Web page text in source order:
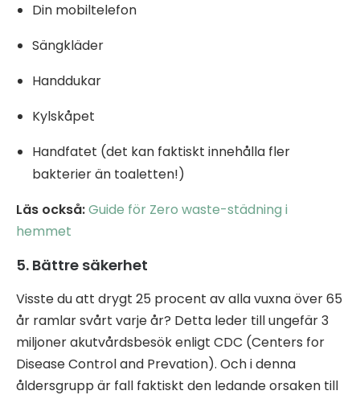
Din mobiltelefon
Sängkläder
Handdukar
Kylskåpet
Handfatet (det kan faktiskt innehålla fler
bakterier än toaletten!)
Läs också:Guide för Zero waste-städning i
hemmet
5. Bättre säkerhet
Visste du att drygt 25 procent av alla vuxna över 65
år ramlar svårt varje år? Detta leder till ungefär 3
miljoner akutvårdsbesök enligt CDC (Centers for
Disease Control and Prevation). Och i denna
åldersgrupp är fall faktiskt den ledande orsaken till